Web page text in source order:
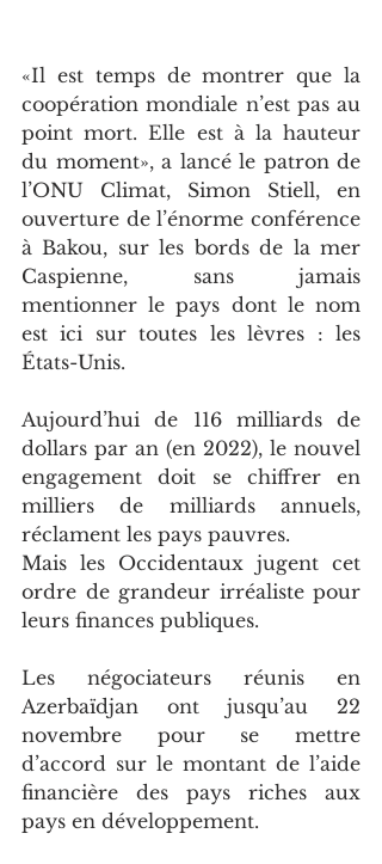
«Il est temps de montrer que la
coopération mondiale n’est pas au
point mort. Elle est à la hauteur
du moment», a lancé le patron de
l’ONU Climat, Simon Stiell, en
ouverture de l’énorme conférence
à Bakou, sur les bords de la mer
Caspienne, sans jamais
mentionner le pays dont le nom
est ici sur toutes les lèvres : les
États-Unis.
Aujourd’hui de 116 milliards de
dollars par an (en 2022), le nouvel
engagement doit se chiffrer en
milliers de milliards annuels,
réclament les pays pauvres.
Mais les Occidentaux jugent cet
ordre de grandeur irréaliste pour
leurs finances publiques.
Les négociateurs réunis en
Azerbaïdjan ont jusqu’au 22
novembre pour se mettre
d’accord sur le montant de l’aide
financière des pays riches aux
pays en développement.